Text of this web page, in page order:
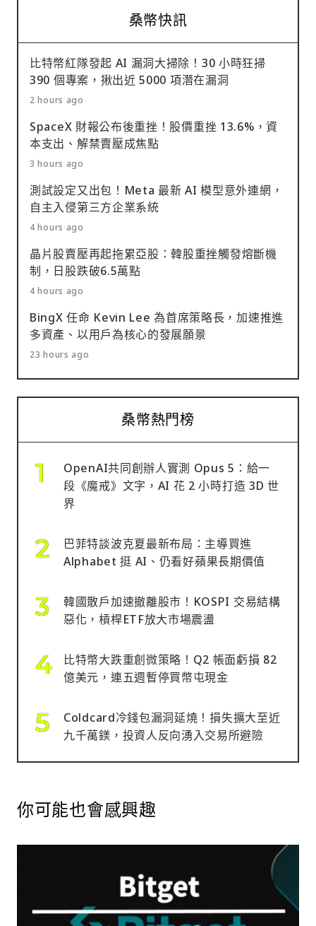
桑幣快訊
比特幣紅隊發起 AI 漏洞大掃除！30 小時狂掃
390 個專案，揪出近 5000 項潛在漏洞
2 hours ago
SpaceX 財報公布後重挫！股價重挫 13.6%，資
本支出、解禁賣壓成焦點
3 hours ago
測試設定又出包！Meta 最新 AI 模型意外連網，
自主入侵第三方企業系統
4 hours ago
晶片股賣壓再起拖累亞股：韓股重挫觸發熔斷機
制，日股跌破6.5萬點
4 hours ago
BingX 任命 Kevin Lee 為首席策略長，加速推進
多資產、以用戶為核心的發展願景
23 hours ago
桑幣熱門榜
OpenAI共同創辦人實測 Opus 5：給一
段《魔戒》文字，AI 花 2 小時打造 3D 世
界
巴菲特談波克夏最新布局：主導買進
Alphabet 挺 AI、仍看好蘋果長期價值
韓國散戶加速撤離股市！KOSPI 交易結構
惡化，槓桿ETF放大市場震盪
比特幣大跌重創微策略！Q2 帳面虧損 82
億美元，連五週暫停買幣屯現金
Coldcard冷錢包漏洞延燒！損失擴大至近
九千萬鎂，投資人反向湧入交易所避險
你可能也會感興趣